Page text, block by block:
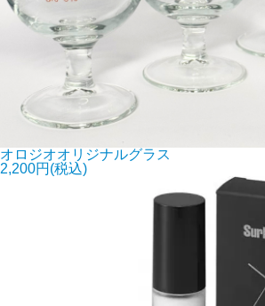
オロジオオリジナルグラス
2,200円(税込)